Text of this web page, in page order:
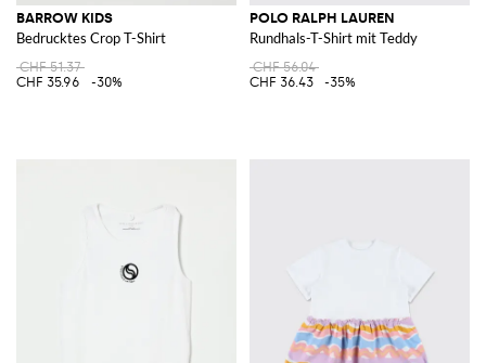
BARROW KIDS
Bedrucktes Crop T-Shirt
CHF 51.37
CHF 35.96
-30%
POLO RALPH LAUREN
Rundhals-T-Shirt mit Teddy
CHF 56.04
CHF 36.43
-35%